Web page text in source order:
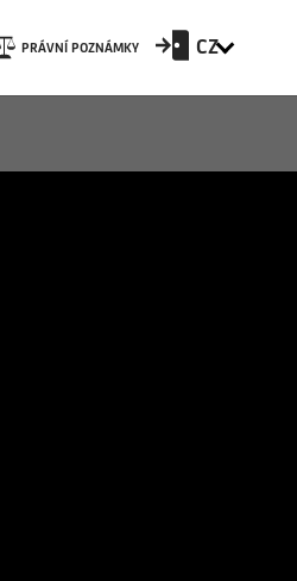
PRÁVNÍ POZNÁMKY CZ